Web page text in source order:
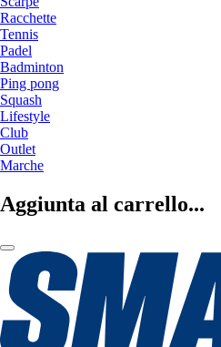
Racchette
Tennis
Padel
Badminton
Ping pong
Squash
Lifestyle
Club
Outlet
Marche
Aggiunta al carrello...